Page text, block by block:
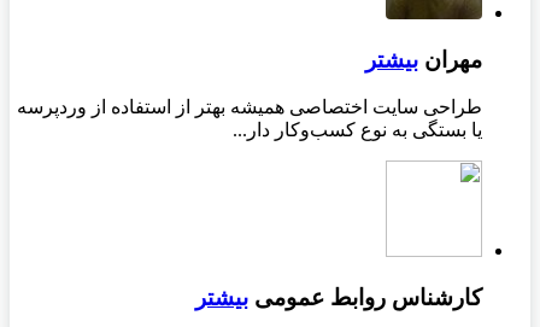
مهران بیشتر
طراحی سایت اختصاصی همیشه بهتر از استفاده از وردپرسه
یا بستگی به نوع کسب‌وکار دار...
کارشناس روابط عمومی بیشتر